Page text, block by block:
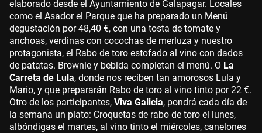
elaborado desde el Ayuntamiento de Galapagar. Locales
como el Asador el Parque que ha preparado un Menú
degustación por 48,40 €, con una tosta de tomate y
anchoas, verdinas con cocochas de merluza y nuestro
protagonista, el Rabo de toro estofado al vino con dados
de patatas. Brownie y bebida completan el menú. O La
Carreta de Lula, donde nos reciben tan amorosos Lula y
Mario, y que prepararán Rabo de toro al vino tinto por 22 €.
Otro de los participantes, Viva Galicia, pondrá cada día de
la semana un plato: Croquetas de rabo de toro el lunes,
albóndigas el martes, al vino tinto el miércoles, canelones